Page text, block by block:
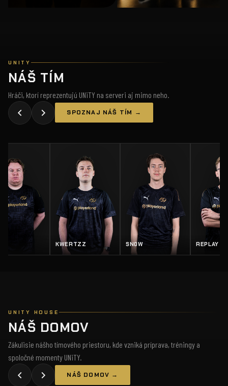
UNITY
NÁŠ TÍM
Hráči, ktorí reprezentujú UNiTY na serveri aj mimo neho.
SPOZNAJ NÁŠ TÍM →
SN0W REPLAY SALTY
UNITY HOUSE
NÁŠ DOMOV
Zákulisie nášho tímového priestoru, kde vzniká príprava, tréningy a
spoločné momenty UNiTY.
NÁŠ DOMOV →